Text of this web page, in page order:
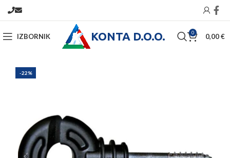
IZBORNIK KONTA D.O.O. 0 0,00€
-22%